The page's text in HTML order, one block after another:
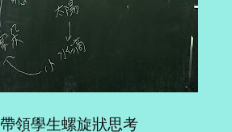
帶領學生螺旋狀思考